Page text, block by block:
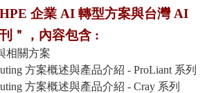
企業 AI 轉型方案與台灣 AI
＂，內容包含 :
相關方案
方案概述與產品介紹 - ProLiant 系列
方案概述與產品介紹 - Cray 系列